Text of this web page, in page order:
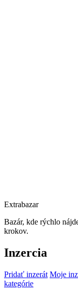
Extrabazar
Bazár, kde rýchlo
krokov.
Inzercia
Pridať inzerát Moje
kategórie